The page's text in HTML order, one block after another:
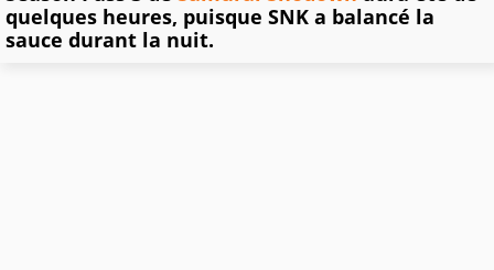
quelques heures, puisque SNK a balancé la
sauce durant la nuit.